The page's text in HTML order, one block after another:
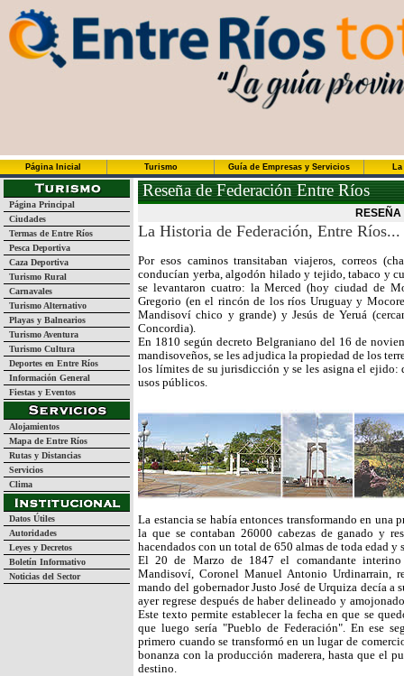
Página Inicial Turismo Guía de Empresas y Servicios
Página Principal
Ciudades
Termas de Entre Ríos
Pesca Deportiva
Caza Deportiva
Turismo Rural
Carnavales
Turismo Alternativo
Playas y Balnearios
Turismo Aventura
Turismo Cultura
Deportes en Entre Ríos
Información General
Fiestas y Eventos
Alojamientos
Mapa de Entre Ríos
Rutas y Distancias
Servicios
Clima
Datos Útiles
Autoridades
Leyes y Decretos
Boletín Informativo
Noticias del Sector
Reseña de Federación Entre Ríos
La Historia de Federación, Entre Ríos...
Por esos caminos transitaban viajeros, correos
conducían yerba, algodón hilado y tejido, tabaco y
se levantaron cuatro: la Merced (hoy ciudad de
Gregorio (en el rincón de los ríos Uruguay y
Mandisoví chico y grande) y Jesús de Yeruá
Concordia).
En 1810 según decreto Belgraniano del 16 de
mandisoveños, se les adjudica la propiedad de los
los límites de su jurisdicción y se les asigna el ejido:
usos públicos.
La estancia se había entonces transformando en una
la que se contaban 26000 cabezas de ganado y
hacendados con un total de 650 almas de toda edad y
El 20 de Marzo de 1847 el comandante
Mandisoví, Coronel Manuel Antonio Urdinarrain,
mando del gobernador Justo José de Urquiza decía a
ayer regrese después de haber delineado y
Este texto permite establecer la fecha en que se
que luego sería "Pueblo de Federación". En ese
primero cuando se transformó en un lugar de
bonanza con la producción maderera, hasta que el
destino.